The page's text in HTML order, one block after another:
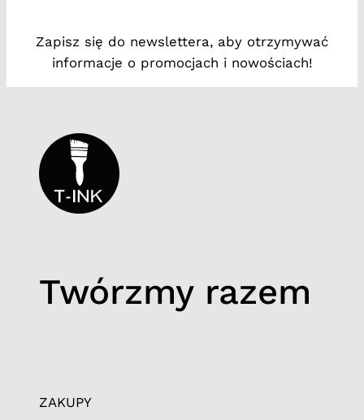
1
Zapisz się do newslettera, aby otrzymywać
informacje o promocjach i nowościach!
Twórzmy razem
ZAKUPY